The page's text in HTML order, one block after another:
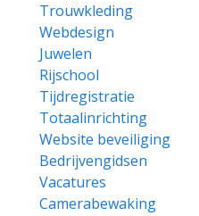
Trouwkleding
Webdesign
Juwelen
Rijschool
Tijdregistratie
Totaalinrichting
Website beveiliging
Bedrijvengidsen
Vacatures
Camerabewaking